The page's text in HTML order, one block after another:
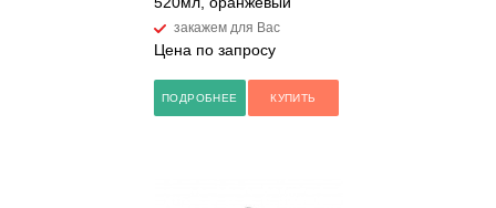
закажем для Вас
Цена по запросу
ПОДРОБНЕЕ КУПИТЬ